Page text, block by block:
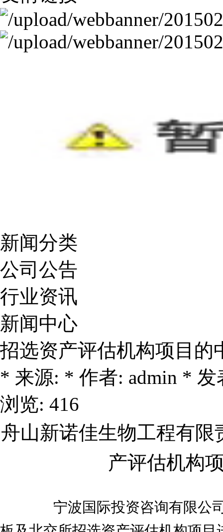
新闻分类
公司公告
行业资讯
新闻中心
招选资产评估机构项目的
* 来源: * 作者: admin * 发
浏览: 416
舟山新诺佳生物工程有
产评估机构
宁波国际投资咨询有限公